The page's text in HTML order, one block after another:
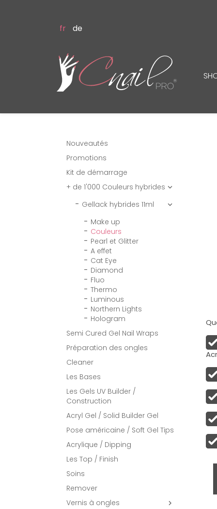
fr de
Nouveautés
Promotions
Kit de démarrage
+ de 1'000 Couleurs hybrides 
Gellack hybrides 11ml 
Make up
Couleurs
Pearl et Glitter
A effet
Cat Eye
Diamond
Fluo
Thermo
Luminous
Northern Lights
Hologram
Semi Cured Gel Nail Wraps
Préparation des ongles
Cleaner
Les Bases
Les Gels UV Builder /
Construction
Acryl Gel / Solid Builder Gel
Pose américaine / Soft Gel Tips
Acrylique / Dipping
Les Top / Finish
Soins
Remover
Vernis à ongles
